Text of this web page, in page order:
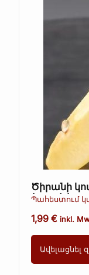
Ծիրանի
(Kopie)
Պահեստում
1,99€ inkl.
Ավելացնել